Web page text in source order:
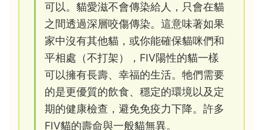
可以。貓愛滋不會傳染給人，只會在貓
之間透過深層咬傷傳染。這意味著如果
家中沒有其他貓，或你能確保貓咪們和
平相處（不打架），FIV陽性的貓一樣
可以擁有長壽、幸福的生活。牠們需要
的是更優質的飲食、穩定的環境以及定
期的健康檢查，避免免疫力下降。許多
FIV貓的壽命與一般貓無異。